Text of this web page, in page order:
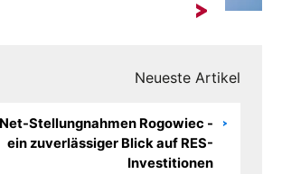
Neueste Artikel
Stellungnahmen Rogowiec -
ein zuverlässiger Blick auf RES-
Investitionen